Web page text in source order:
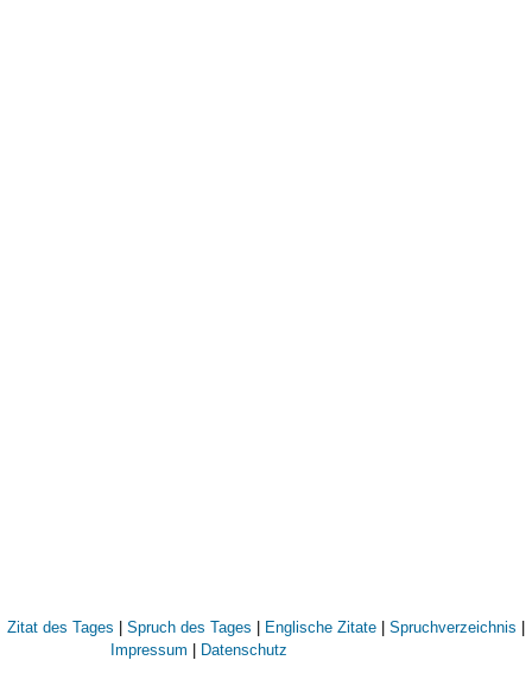
Zitat des Tages Spruch des Tages Englische Zitate Spruchverzeichnis
Impressum
Datenschutz